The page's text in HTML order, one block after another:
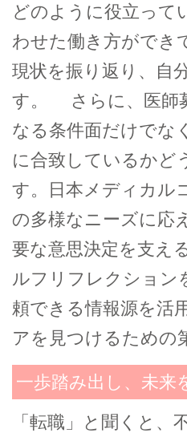
どのように役立って
わせた働き方ができ
現状を振り返り、自
す。 さらに、医師
なる条件面だけでな
に合致しているかど
す。日本メディカル
の多様なニーズに応
要な意思決定を支え
ルフリフレクション
頼できる情報源を活
アを見つけるための
一歩踏み出し、未来
「転職」と聞くと